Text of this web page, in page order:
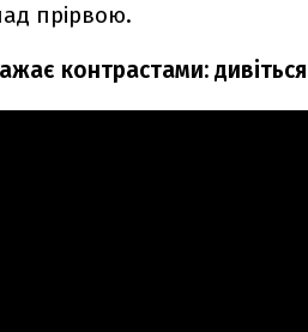
прірвою.
контрастами: